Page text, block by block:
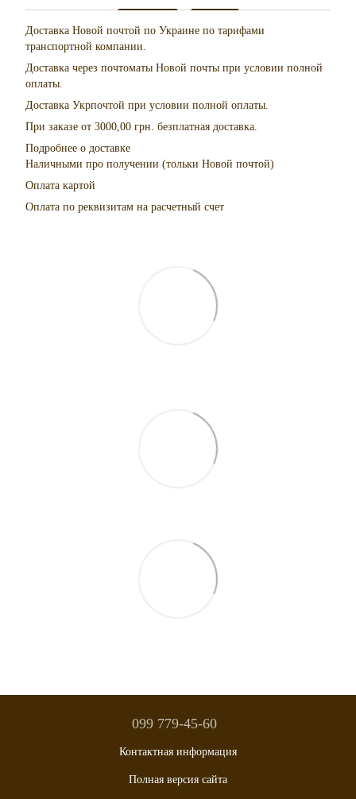
Доставка Новой почтой по Украине по тарифами
транспортной компании.
Доставка через почтоматы Новой почты при условии полной
оплаты.
Доставка Укрпочтой при условии полной оплаты.
При заказе от 3000,00 грн. безплатная доставка.
Подробнее о доставке
Наличными про получении (тольки Новой почтой)
Оплата картой
Оплата по реквизитам на расчетный счет
099 779-45-60
Контактная информация
Полная версия сайта